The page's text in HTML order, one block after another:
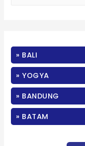
f
o
r
» BALI
» YOGYA
» BANDUNG
» BATAM